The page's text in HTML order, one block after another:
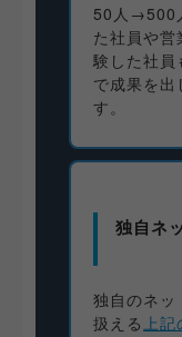
50人→500
た社員や
験した社員
で成果を出
す。
独自ネ
独自のネッ
扱える 上